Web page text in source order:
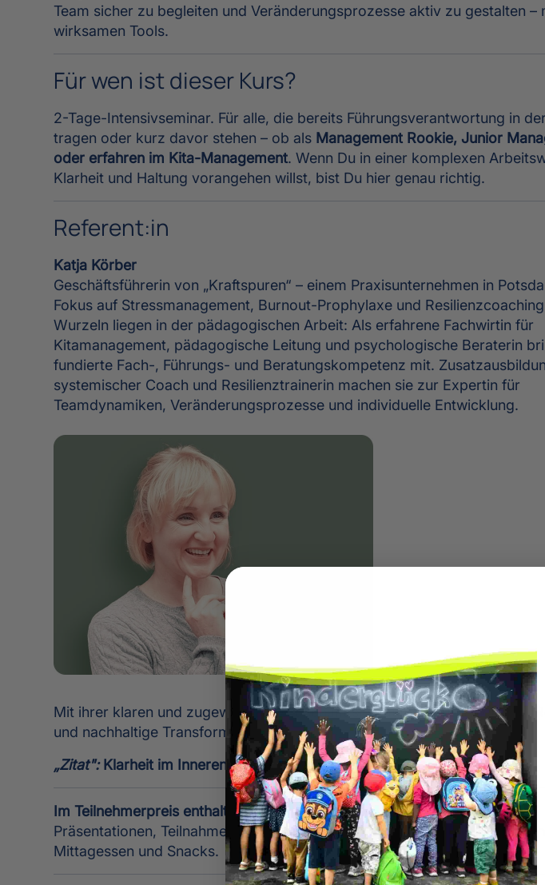
Team sicher zu begleiten und Veränderungsprozesse aktiv zu gestalten –
wirksamen Tools.
Für wen ist dieser Kurs?
2-Tage-Intensivseminar. Für alle, die bereits Führungsverantwortung in
tragen oder kurz davor stehen – ob als Management Rookie, Junior
oder erfahren im Kita-Management. Wenn Du in einer komplexen
Klarheit und Haltung vorangehen willst, bist Du hier genau richtig.
Referent:in
Katja Körber
Geschäftsführerin von „Kraftspuren“ – einem Praxisunternehmen in
Fokus auf Stressmanagement, Burnout-Prophylaxe und
Wurzeln liegen in der pädagogischen Arbeit: Als erfahrene Fachwirtin für
Kitamanagement, pädagogische Leitung und psychologische Beraterin
fundierte Fach-, Führungs- und Beratungskompetenz mit.
systemischer Coach und Resilienztrainerin machen sie zur Expertin für
Teamdynamiken, Veränderungsprozesse und individuelle Entwicklung.
Mit ihrer klaren und zugewandten Art schafft sie Räume für Entwicklung,
und nachhaltige Transformation.
„Zitat": Klarheit im Inneren schafft Orientierung im Außen.
Im Teilnehmerpreis enthalten
Präsentationen, Teilnahmebescheinigung, warme und kalte
Mittagessen und Snacks.